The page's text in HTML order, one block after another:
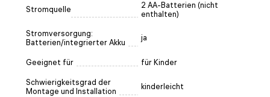
Stromquelle
2 AA-Batterien (nicht
enthalten)
Stromversorgung:
Batterien/integrierter Akku
ja
Geeignet für für Kinder
Schwierigkeitsgrad der
Montage und Installation
kinderleicht